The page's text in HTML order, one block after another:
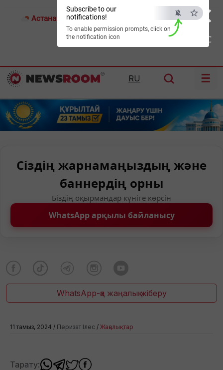
×
ESC
Subscribe to our
notifications!
To enable permission prompts, click on
the notification icon
Астана: 26°C Алматы: Шымкент:39°C
RU ☰
Сіздің жарнамаңыздың және
баннердің орны
Біздің оқырмандар күніге көрсін
WhatsApp арқылы байланысу
WhatsApp-қа жаңалық жіберу
11 тамыз, 2024 / Перизат Ілес / Жаңалықтар
Тарату: